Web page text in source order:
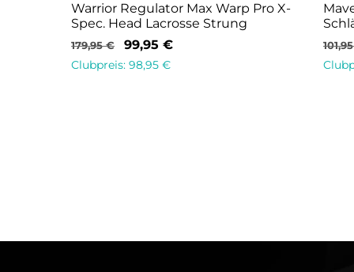
Warrior Regulator Max Warp Pro X-
Spec. Head Lacrosse Strung
179,95€ 99,95 €
Clubpreis: 98,95 €